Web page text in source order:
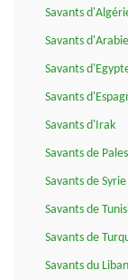
Savants
Savants d'Arabie
Savants
Savants
Savants d'Irak
Savants de
Savants de Syrie
Savants de
Savants de
Savants du Liban